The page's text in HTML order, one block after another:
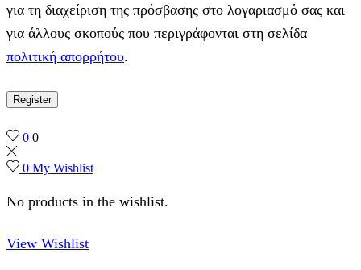
για τη διαχείριση της πρόσβασης στο λογαριασμό σας και
για άλλους σκοπούς που περιγράφονται στη σελίδα
πολιτική απορρήτου.
Register
0 0
0 My Wishlist
No products in the wishlist.
View Wishlist